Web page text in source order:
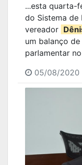
...esta quarta-
do Sistema de
vereador
um balanço
parlamentar
05/08/2020